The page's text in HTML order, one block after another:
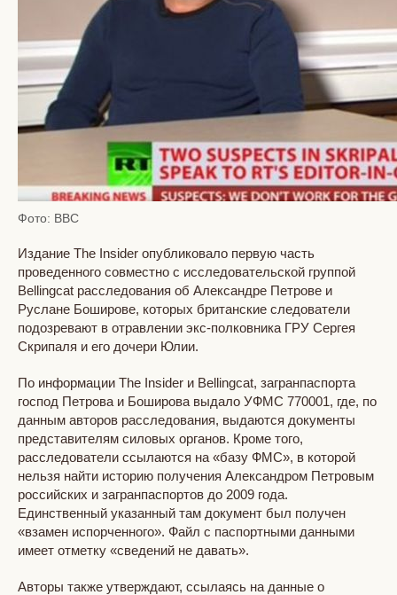
Фото: BBC
Издание The Insider опубликовало первую часть
проведенного совместно с исследовательской группой
Bellingcat расследования об Александре Петрове и
Руслане Боширове, которых британские следователи
подозревают в отравлении экс-полковника ГРУ Сергея
Скрипаля и его дочери Юлии.
По информации The Insider и Bellingcat, загранпаспорта
господ Петрова и Боширова выдало УФМС 770001, где, по
данным авторов расследования, выдаются документы
представителям силовых органов. Кроме того,
расследователи ссылаются на «базу ФМС», в которой
нельзя найти историю получения Александром Петровым
российских и загранпаспортов до 2009 года.
Единственный указанный там документ был получен
«взамен испорченного». Файл с паспортными данными
имеет отметку «сведений не давать».
Авторы также утверждают, ссылаясь на данные о